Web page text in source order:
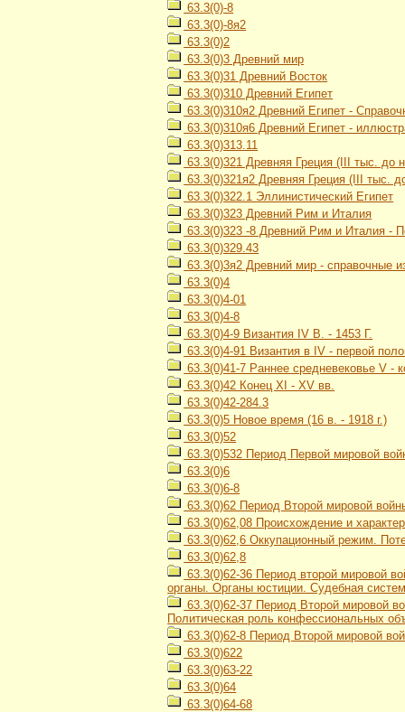
63.3(0)-8
63.3(0)-8я2
63.3(0)2
63.3(0)3 Древний мир
63.3(0)31 Древний Восток
63.3(0)310 Древний Египет
63.3(0)310я2 Древний Египет -
63.3(0)310я6 Древний Египет -
63.3(0)313.11
63.3(0)321 Древняя Греция (III тыс. до
63.3(0)321я2 Древняя Греция (III тыс.
63.3(0)322.1 Эллинистический Египет
63.3(0)323 Древний Рим и Италия
63.3(0)323 -8 Древний Рим и Италия -
63.3(0)329.43
63.3(0)3я2 Древний мир - справочные
63.3(0)4
63.3(0)4-01
63.3(0)4-8
63.3(0)4-9 Византия IV В. - 1453 Г.
63.3(0)4-91 Византия в IV - первой
63.3(0)41-7 Раннее средневековье V -
63.3(0)42 Конец XI - XV вв.
63.3(0)42-284.3
63.3(0)5 Новое время (16 в. - 1918 г.)
63.3(0)52
63.3(0)532 Период Первой мировой
63.3(0)6
63.3(0)6-8
63.3(0)62 Период Второй мировой
63.3(0)62,08 Происхождение и
63.3(0)62,6 Оккупационный режим.
63.3(0)62,8
63.3(0)62-36 Период второй мировой
органы. Органы юстиции. Судебная
63.3(0)62-37 Период Второй мировой
Политическая роль конфессиональных
63.3(0)62-8 Период Второй мировой
63.3(0)622
63.3(0)63-22
63.3(0)64
63.3(0)64-68